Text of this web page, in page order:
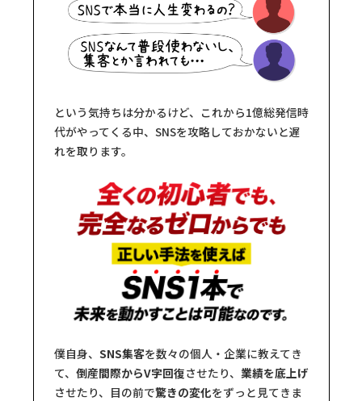
という気持ちは分かるけど、これから1億総発信時
代がやってくる中、SNSを攻略しておかないと遅
れを取ります。
僕自身、 SNS集客を数々の個人・企業に教えてき
て、 倒産間際からV字回復させたり、 業績を底上げ
させたり、目の前で驚きの変化をずっと見てきま